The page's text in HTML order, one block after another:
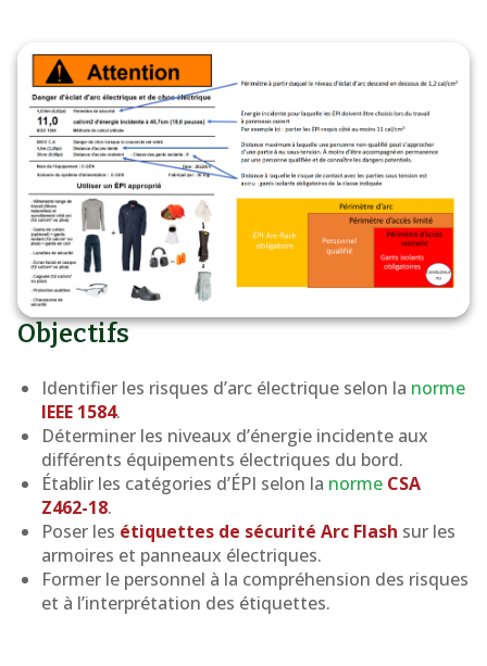
Objectifs
Identifier les risques d’arc électrique selon la norme
IEEE 1584.
Déterminer les niveaux d’énergie incidente aux
différents équipements électriques du bord.
Établir les catégories d’ÉPI selon la norme CSA
Z462-18.
Poser les étiquettes de sécurité Arc Flash sur les
armoires et panneaux électriques.
Former le personnel à la compréhension des risques
et à l’interprétation des étiquettes.